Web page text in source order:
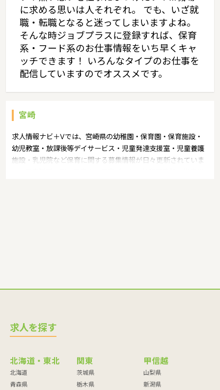
に求める思いは人それぞれ。 でも、いざ就
職・転職となると迷ってしまいますよね。
そんな時ジョブプラスに登録すれば、保育
系・フード系のお仕事情報をいち早くキャ
ッチできます！ いろんなタイプのお仕事を
配信していますのでオススメです。
宮崎
求人情報ナビ＋Vでは、宮崎県の幼稚園・保育園・保育施設・
幼児教室・放課後等デイサービス・児童発達支援室・児童養護
施設・乳児院など保育に関する募集情報が日々更新されていま
求人を探す
北海道・東北
北海道
青森県
関東
茨城県
栃木県
甲信越
山梨県
新潟県